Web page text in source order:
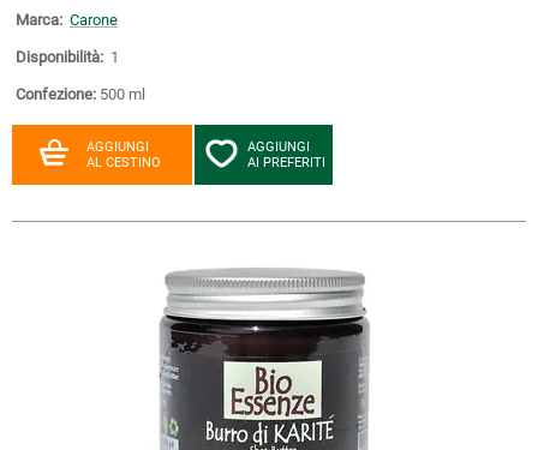
Marca: Carone
Disponibilità: 1
Confezione: 500 ml
AGGIUNGI
AL CESTINO
AGGIUNGI
AI PREFERITI